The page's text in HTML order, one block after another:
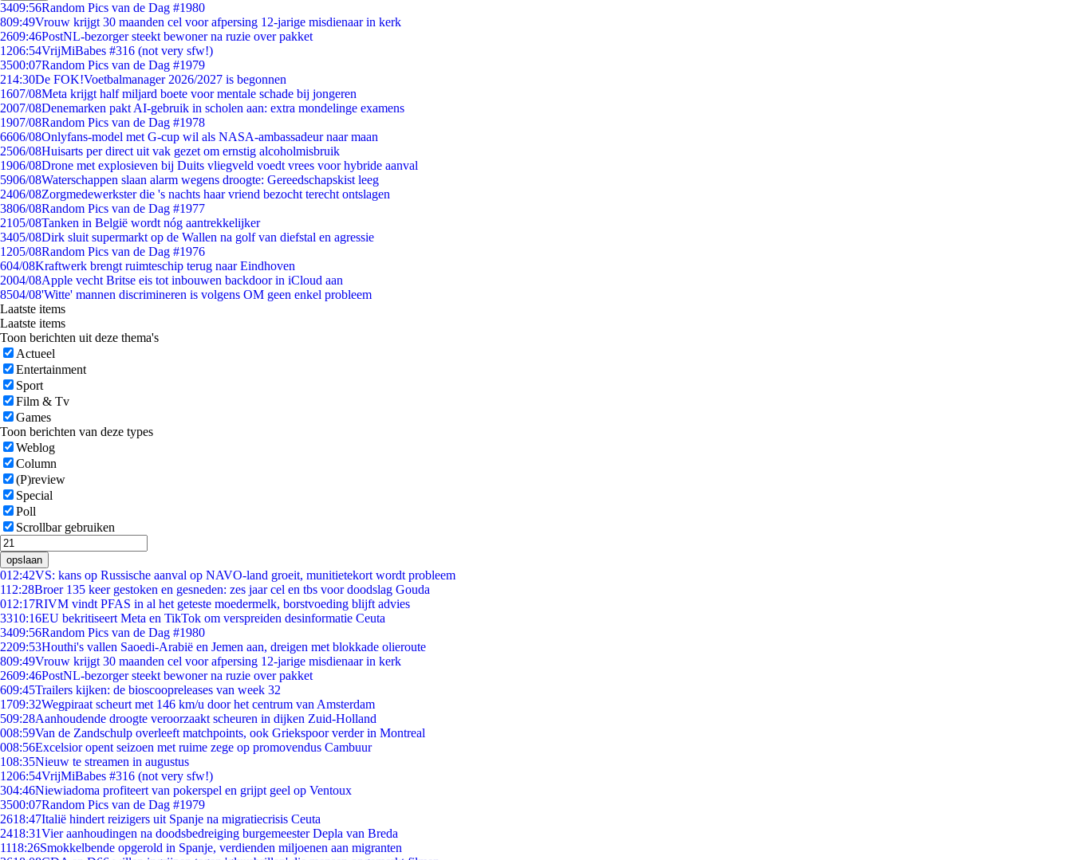
3409:56Random Pics van de Dag #1980
809:49Vrouw krijgt 30 maanden cel voor afpersing 12-jarige misdienaar in kerk
2609:46PostNL-bezorger steekt bewoner na ruzie over pakket
1206:54VrijMiBabes #316 (not very sfw!)
3500:07Random Pics van de Dag #1979
214:30De FOK!Voetbalmanager 2026/2027 is begonnen
1607/08Meta krijgt half miljard boete voor mentale schade bij jongeren
2007/08Denemarken pakt AI-gebruik in scholen aan: extra mondelinge examens
1907/08Random Pics van de Dag #1978
6606/08Onlyfans-model met G-cup wil als NASA-ambassadeur naar maan
2506/08Huisarts per direct uit vak gezet om ernstig alcoholmisbruik
1906/08Drone met explosieven bij Duits vliegveld voedt vrees voor hybride aanval
5906/08Waterschappen slaan alarm wegens droogte: Gereedschapskist leeg
2406/08Zorgmedewerkster die 's nachts haar vriend bezocht terecht ontslagen
3806/08Random Pics van de Dag #1977
2105/08Tanken in België wordt nóg aantrekkelijker
3405/08Dirk sluit supermarkt op de Wallen na golf van diefstal en agressie
1205/08Random Pics van de Dag #1976
604/08Kraftwerk brengt ruimteschip terug naar Eindhoven
2004/08Apple vecht Britse eis tot inbouwen backdoor in iCloud aan
8504/08'Witte' mannen discrimineren is volgens OM geen enkel probleem
Laatste items
Laatste items
Toon berichten uit deze thema's
Actueel
Entertainment
Sport
Film & Tv
Games
Toon berichten van deze types
Weblog
Column
(P)review
Special
Poll
Scrollbar gebruiken
opslaan
012:42VS: kans op Russische aanval op NAVO-land groeit, munitietekort wordt probleem
112:28Broer 135 keer gestoken en gesneden: zes jaar cel en tbs voor doodslag Gouda
012:17RIVM vindt PFAS in al het geteste moedermelk, borstvoeding blijft advies
3310:16EU bekritiseert Meta en TikTok om verspreiden desinformatie Ceuta
3409:56Random Pics van de Dag #1980
2209:53Houthi's vallen Saoedi-Arabië en Jemen aan, dreigen met blokkade olieroute
809:49Vrouw krijgt 30 maanden cel voor afpersing 12-jarige misdienaar in kerk
2609:46PostNL-bezorger steekt bewoner na ruzie over pakket
609:45Trailers kijken: de bioscoopreleases van week 32
1709:32Wegpiraat scheurt met 146 km/u door het centrum van Amsterdam
509:28Aanhoudende droogte veroorzaakt scheuren in dijken Zuid-Holland
008:59Van de Zandschulp overleeft matchpoints, ook Griekspoor verder in Montreal
008:56Excelsior opent seizoen met ruime zege op promovendus Cambuur
108:35Nieuw te streamen in augustus
1206:54VrijMiBabes #316 (not very sfw!)
304:46Niewiadoma profiteert van pokerspel en grijpt geel op Ventoux
3500:07Random Pics van de Dag #1979
2618:47Italië hindert reizigers uit Spanje na migratiecrisis Ceuta
2418:31Vier aanhoudingen na doodsbedreiging burgemeester Depla van Breda
1118:26Smokkelbende opgerold in Spanje, verdienden miljoenen aan migranten